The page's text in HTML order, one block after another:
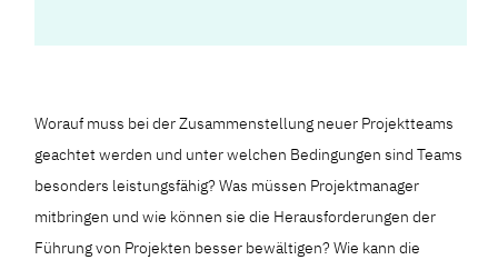
Worauf muss bei der Zusammenstellung neuer Projektteams
geachtet werden und unter welchen Bedingungen sind Teams
besonders leistungsfähig? Was müssen Projektmanager
mitbringen und wie können sie die Herausforderungen der
Führung von Projekten besser bewältigen? Wie kann die